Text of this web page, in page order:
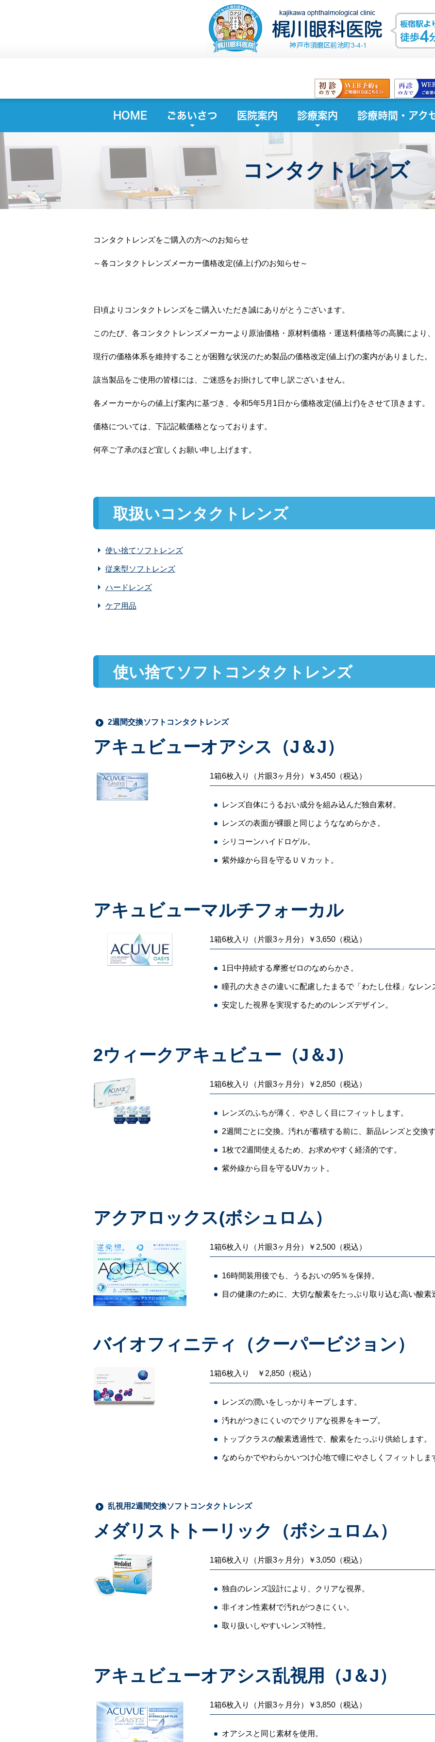
HOME ごあいさつ 医院案内 診療案内 診療時間・アク
コンタクトレンズ
コンタクトレンズをご購入の方へのお知らせ
～各コンタクトレンズメーカー価格改定(値上げ)のお知らせ～
日頃よりコンタクトレンズをご購入いただき誠にありがとうございます。
このたび、各コンタクトレンズメーカーより原油価格・原材料価格・運送料価格等の高騰により、
現行の価格体系を維持することが困難な状況のため製品の価格改定(値上げ)の案内がありました。
該当製品をご使用の皆様には、ご迷惑をお掛けして申し訳ございません。
各メーカーからの値上げ案内に基づき、令和5年5月1日から価格改定(値上げ)をさせて頂きます。
価格については、下記記載価格となっております。
何卒ご了承のほど宜しくお願い申し上げます。
取扱いコンタクトレンズ
使い捨てソフトレンズ
従来型ソフトレンズ
ハードレンズ
ケア用品
使い捨てソフトコンタクトレンズ
2週間交換ソフトコンタクトレンズ
アキュビューオアシス（J＆J）
1箱6枚入り（片眼3ヶ月分）￥3,450（税込）
レンズ自体にうるおい成分を組み込んだ独自素材。
レンズの表面が裸眼と同じようななめらかさ。
シリコーンハイドロゲル。
紫外線から目を守るＵＶカット。
アキュビューマルチフォーカル
1箱6枚入り（片眼3ヶ月分）￥3,650（税込）
1日中持続する摩擦ゼロのなめらかさ。
瞳孔の大きさの違いに配慮したまるで「わたし仕様」なレン
安定した視界を実現するためのレンズデザイン。
2ウィークアキュビュー（J＆J）
1箱6枚入り（片眼3ヶ月分）￥2,850（税込）
レンズのふちが薄く、やさしく目にフィットします。
2週間ごとに交換。汚れが蓄積する前に、新品レンズと交換
1枚で2週間使えるため、お求めやすく経済的です。
紫外線から目を守るUVカット。
アクアロックス(ボシュロム）
1箱6枚入り（片眼3ヶ月分）￥2,500（税込）
16時間装用後でも、うるおいの95％を保持。
目の健康のために、大切な酸素をたっぷり取り込む高い酸素
バイオフィニティ（クーパービジョン）
1箱6枚入り ￥2,850（税込）
レンズの潤いをしっかりキープします。
汚れがつきにくいのでクリアな視界をキープ。
トップクラスの酸素透過性で、酸素をたっぷり供給します。
なめらかでやわらかいつけ心地で瞳にやさしくフィットしま
乱視用2週間交換ソフトコンタクトレンズ
メダリストトーリック（ボシュロム）
1箱6枚入り（片眼3ヶ月分）￥3,050（税込）
独自のレンズ設計により、クリアな視界。
非イオン性素材で汚れがつきにくい。
取り扱いしやすいレンズ特性。
アキュビューオアシス乱視用（J＆J）
1箱6枚入り（片眼3ヶ月分）￥3,850（税込）
オアシスと同じ素材を使用。